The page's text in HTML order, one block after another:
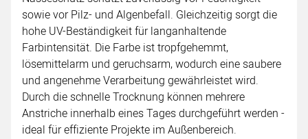
sowie vor Pilz- und Algenbefall. Gleichzeitig sorgt die
hohe UV-Beständigkeit für langanhaltende
Farbintensität. Die Farbe ist tropfgehemmt,
lösemittelarm und geruchsarm, wodurch eine saubere
und angenehme Verarbeitung gewährleistet wird.
Durch die schnelle Trocknung können mehrere
Anstriche innerhalb eines Tages durchgeführt werden -
ideal für effiziente Projekte im Außenbereich.